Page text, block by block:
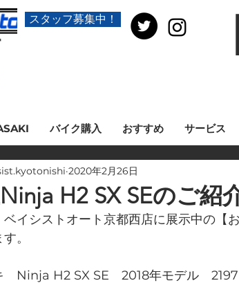
スタッフ募集中！
バイク購入 おすすめ サービス
H2 SX SEのご紹
2020年2月26日
ベイシストオート京都西店に展示中の【
。
　Ninja H2 SX SE　2018年モデル　